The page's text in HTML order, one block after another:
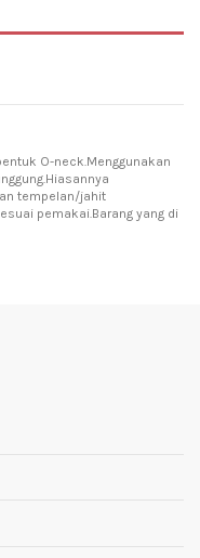
O-neck.Menggunakan
tempelan/jahit
pemakai.Barang yang di